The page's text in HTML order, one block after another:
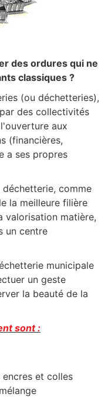
des ordures qui ne
classiques ?
(ou déchetteries),
des collectivités
aux
(financières,
a ses propres
comme
la meilleure filière
valorisation matière,
un centre
municipale
un geste
la beauté de la
sont :
encres et colles